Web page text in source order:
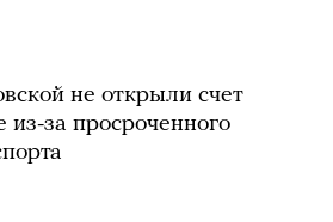
не открыли счет
из-за просроченного